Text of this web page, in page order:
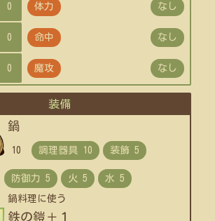
0 体力 なし
0 命中 なし
0 魔攻 なし
装備
鍋
10
鍋料理に使う
鉄の鎧＋１